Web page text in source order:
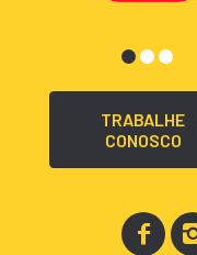
TRABALHE
CONOSCO